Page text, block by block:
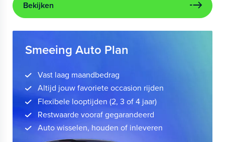
Bekijken
Smeeing Auto Plan
Vast laag maandbedrag
Altijd jouw favoriete occasion rijden
Flexibele looptijden (2, 3 of 4 jaar)
Restwaarde vooraf gegarandeerd
Auto wisselen, houden of inleveren